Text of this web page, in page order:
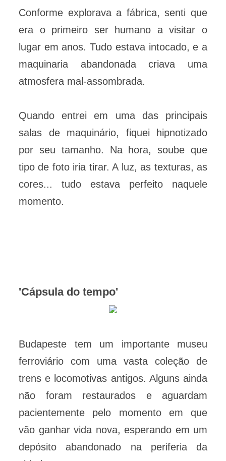
Conforme explorava a fábrica, senti que
era o primeiro ser humano a visitar o
lugar em anos. Tudo estava intocado, e a
maquinaria abandonada criava uma
atmosfera mal-assombrada.
Quando entrei em uma das principais
salas de maquinário, fiquei hipnotizado
por seu tamanho. Na hora, soube que
tipo de foto iria tirar. A luz, as texturas, as
cores... tudo estava perfeito naquele
momento.
'Cápsula do tempo'
Budapeste tem um importante museu
ferroviário com uma vasta coleção de
trens e locomotivas antigos. Alguns ainda
não foram restaurados e aguardam
pacientemente pelo momento em que
vão ganhar vida nova, esperando em um
depósito abandonado na periferia da